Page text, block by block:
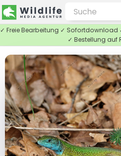
✓ Freie Bearbeitung ✓
✓ Bestellung auf